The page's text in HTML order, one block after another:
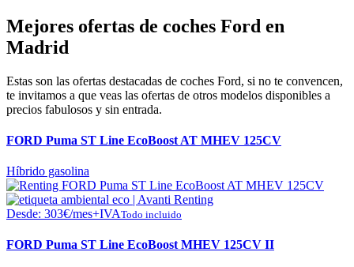
Mejores ofertas de coches Ford en
Madrid
Estas son las ofertas destacadas de coches Ford, si no te convencen,
te invitamos a que veas las ofertas de otros modelos disponibles a
precios fabulosos y sin entrada.
FORD Puma ST Line EcoBoost AT MHEV 125CV
Híbrido gasolina
Desde: 303€/mes+IVATodo incluido
FORD Puma ST Line EcoBoost MHEV 125CV II